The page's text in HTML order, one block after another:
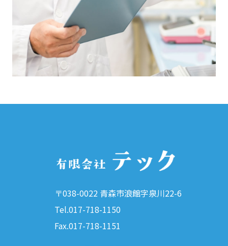
〒038-0022 青森市浪館字泉川22-6
Tel.017-718-1150
Fax.017-718-1151